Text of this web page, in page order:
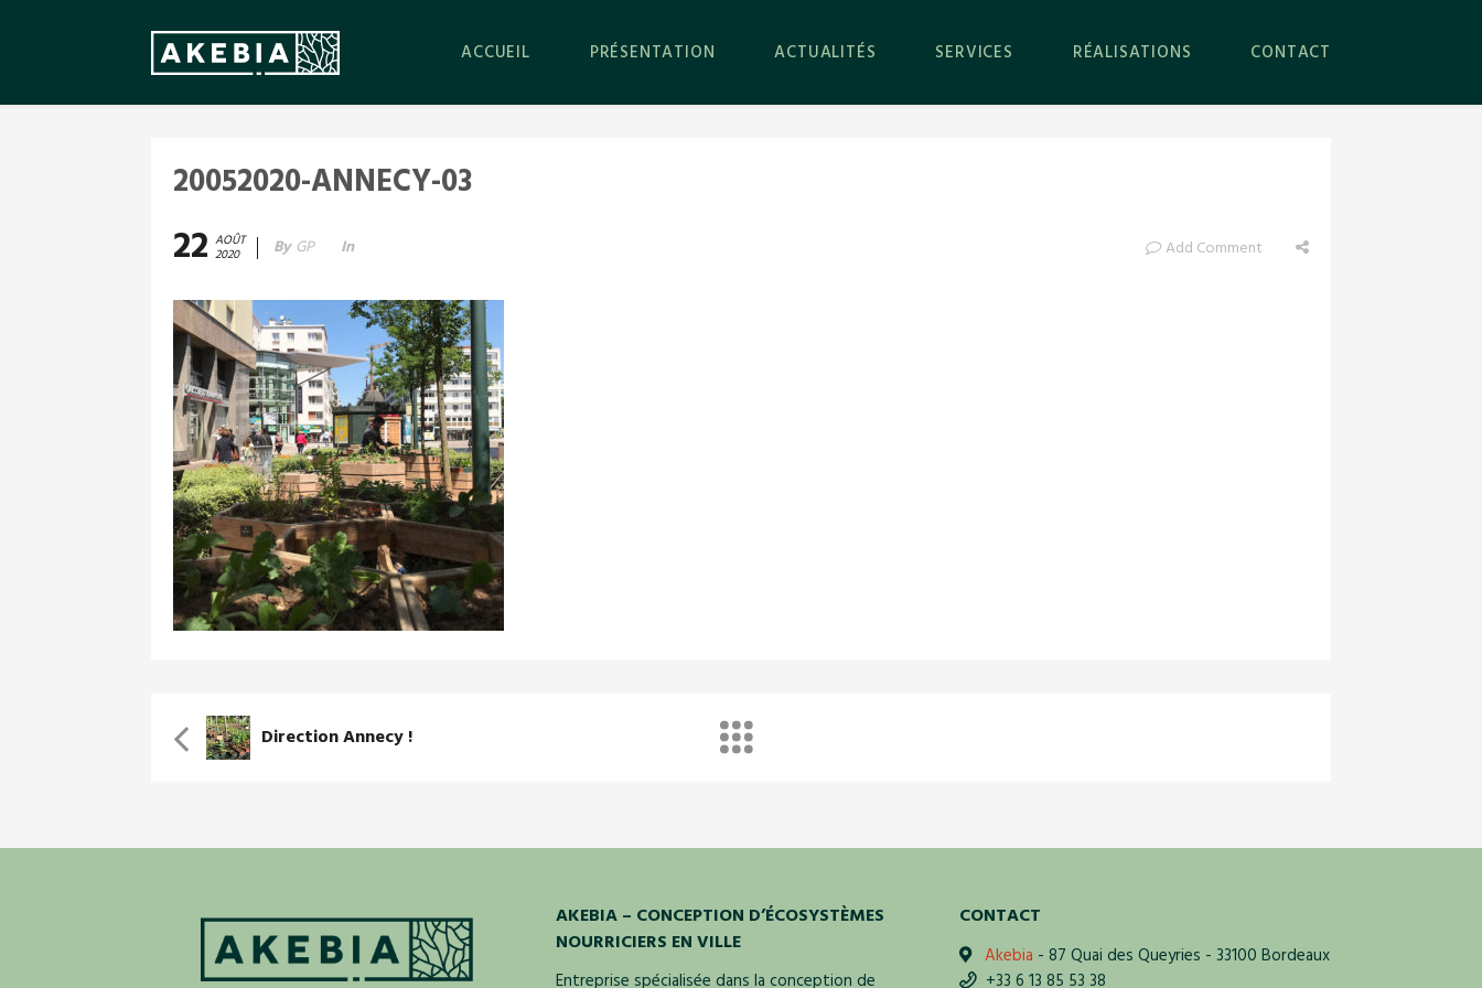
ACCUEIL PRÉSENTATION ACTUALITÉS SERVICES RÉALISATIONS CONTACT
20052020-ANNECY-03
22 AOÛT
2020 By GP In Add Comment
Direction Annecy !
AKEBIA – CONCEPTION D’ÉCOSYSTÈMES
NOURRICIERS EN VILLE
Entreprise spécialisée dans la conception de
CONTACT
Akebia - 87 Quai des Queyries - 33100 Bordeaux
+33 6 13 85 53 38